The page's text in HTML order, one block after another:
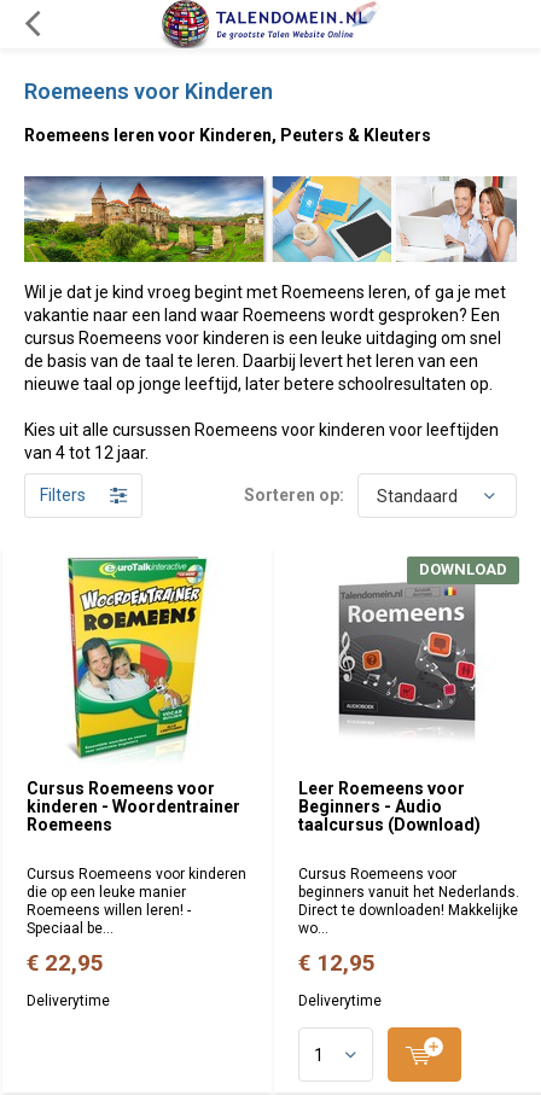
Roemeens voor Kinderen
Roemeens leren voor Kinderen, Peuters & Kleuters
Wil je dat je kind vroeg begint met Roemeens leren, of ga je met
vakantie naar een land waar Roemeens wordt gesproken? Een
cursus Roemeens voor kinderen is een leuke uitdaging om snel
de basis van de taal te leren. Daarbij levert het leren van een
nieuwe taal op jonge leeftijd, later betere schoolresultaten op.
Kies uit alle cursussen Roemeens voor kinderen voor leeftijden
van 4 tot 12 jaar.
Filters Sorteren op:
Cursus Roemeens voor
kinderen - Woordentrainer
Roemeens
Cursus Roemeens voor kinderen
die op een leuke manier
Roemeens willen leren! -
Speciaal be...
€ 22,95
Deliverytime
Leer Roemeens voor
Beginners - Audio
taalcursus (Download)
DOWNLOAD
Cursus Roemeens voor
beginners vanuit het Nederlands.
Direct te downloaden! Makkelijke
wo...
€ 12,95
Deliverytime